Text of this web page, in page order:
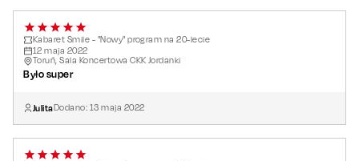
Kabaret Smile - "Nowy" program na 20-lecie
12 maja 2022
Toruń, Sala Koncertowa CKK Jordanki
Było super
JulitaDodano: 13 maja 2022